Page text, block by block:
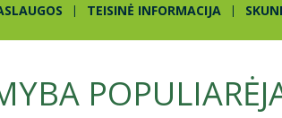
TEISINĖ INFORMACIJA